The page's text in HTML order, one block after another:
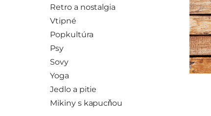
Retro a nostalgia
Vtipné
Popkultúra
Psy
Sovy
Yoga
Jedlo a pitie
Mikiny s kapucňou